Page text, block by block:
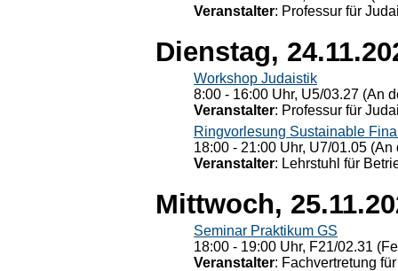
Veranstalter: Professur für
Dienstag,
Workshop Judaistik
8:00 - 16:00 Uhr, U5/03.27 (An
Veranstalter: Professur für
Ringvorlesung Sustainable
18:00 - 21:00 Uhr, U7/01.05
Veranstalter: Lehrstuhl für
Mittwoch,
Seminar Praktikum GS
18:00 - 19:00 Uhr, F21/02.31
Veranstalter: Fachvertretung